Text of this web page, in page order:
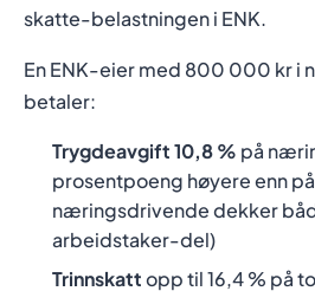
skatte-belastningen i ENK.
En ENK-eier med 800 000 kr i
betaler:
Trygdeavgift 10,8 % på
prosentpoeng høyere enn
næringsdrivende dekker
arbeidstaker-del)
Trinnskattopp til 16,4 % på